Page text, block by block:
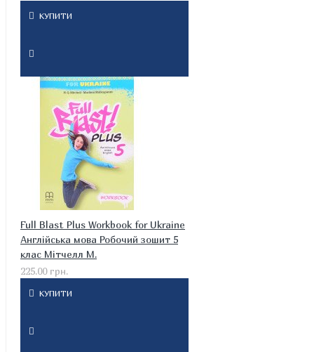
КУПИТИ
Full Blast Plus Workbook for Ukraine
Англійська мова Робочий зошит 5
клас Мітчелл М.
225.00 грн.
КУПИТИ